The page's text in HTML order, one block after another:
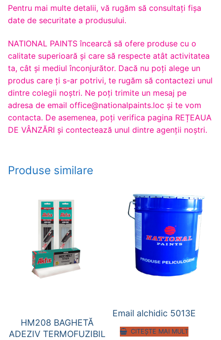
Pentru mai multe detalii, vă rugăm să consultaţi fişa
date de securitate a produsului.
NATIONAL PAINTS încearcă să ofere produse cu o
calitate superioară și care să respecte atât activitatea
ta, cât și mediul înconjurător. Dacă nu poți alege un
produs care ți s-ar potrivi, te rugăm să contactezi unul
dintre colegii noștri. Ne poți trimite un mesaj pe
adresa de email office@nationalpaints.loc și te vom
contacta. De asemenea, poți verifica pagina REȚEAUA
DE VÂNZĂRI și contectează unul dintre agenții noștri.
Produse similare
HM208 BAGHETĂ
ADEZIV TERMOFUZIBIL
Email alchidic 5013E
CITEȘTE MAI MULT